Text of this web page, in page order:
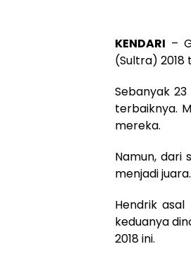
KENDARI –
(Sultra) 2018
Sebanyak
terbaiknya.
mereka.
Namun, dari
menjadi juara.
Hendrik
keduanya
2018 ini.